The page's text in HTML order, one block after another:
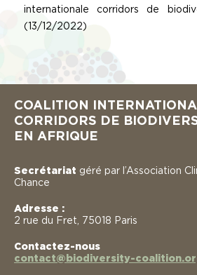
internationale corridors de
(13/12/2022)
COALITION
CORRIDORS DE
EN AFRIQUE
Secrétariat géré par l’Association
Chance
Adresse :
2 rue du Fret, 75018 Paris
Contactez-nous
contact@biodiversity-